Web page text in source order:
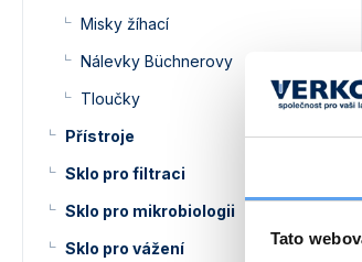
Tato
Misky žíhací
Nálevky Büchnerovy
Tloučky
Přístroje
Sklo pro filtraci
Sklo pro mikrobiologii
Sklo pro vážení